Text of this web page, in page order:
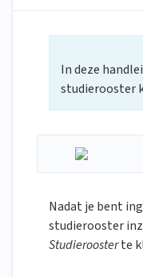
In deze
studierooster
Nadat je bent
studierooster
Studieroosterte